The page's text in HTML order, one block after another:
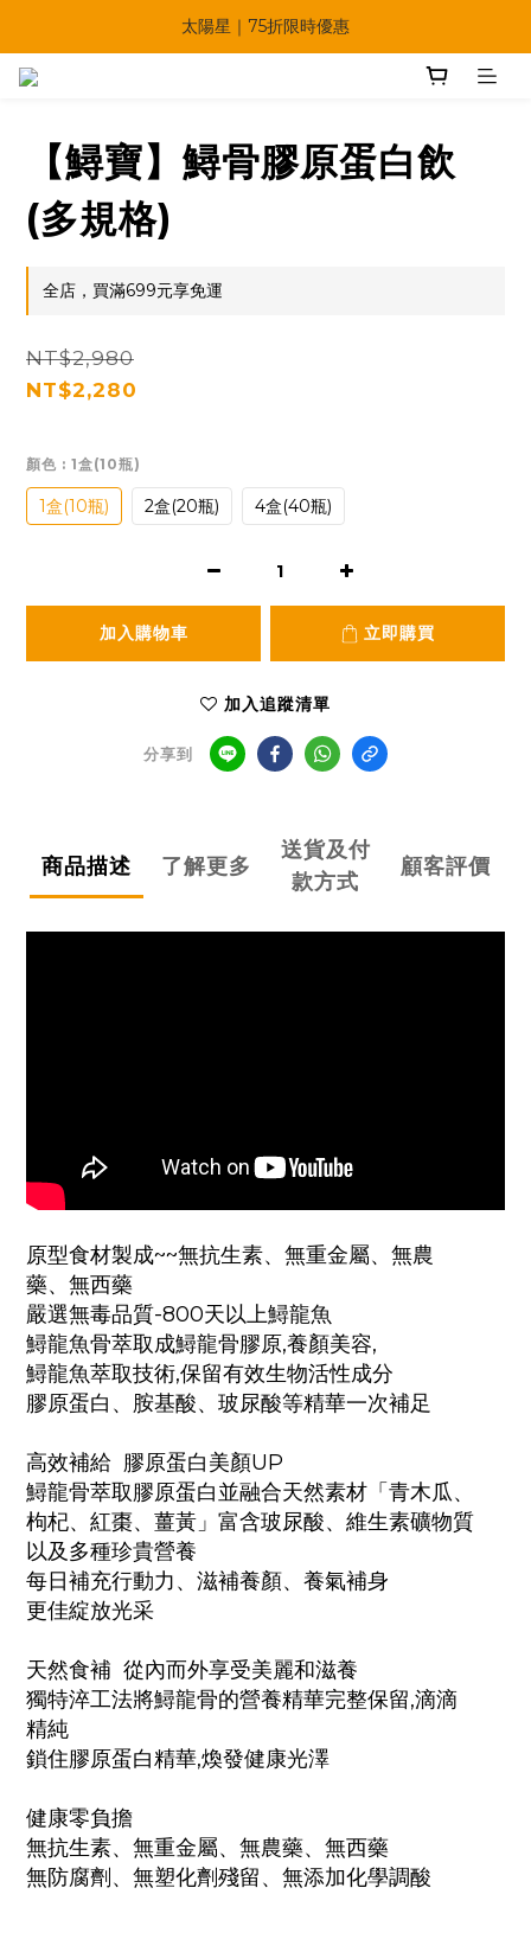
🔥父親節多重優惠一次享！
太陽星｜75折限時優惠
【鱘寶】鱘骨膠原蛋白飲
(多規格)
全店，買滿699元享免運
NT$2,980
NT$2,280
顏色 : 1盒(10瓶)
1盒(10瓶) 2盒(20瓶) 4盒(40瓶)
加入購物車 立即購買
加入追蹤清單
分享到
商品描述 了解更多
送貨及付
款方式
顧客評價
原型食材製成~~無抗生素、無重金屬、無農
藥、無西藥
嚴選無毒品質-800天以上鱘龍魚
鱘龍魚骨萃取成鱘龍骨膠原,養顏美容,
鱘龍魚萃取技術,保留有效生物活性成分
膠原蛋白、胺基酸、玻尿酸等精華一次補足
高效補給 膠原蛋白美顏UP
鱘龍骨萃取膠原蛋白並融合天然素材「青木瓜、
枸杞、紅棗、薑黃」富含玻尿酸、維生素礦物質
以及多種珍貴營養
每日補充行動力、滋補養顏、養氣補身
更佳綻放光采
天然食補 從內而外享受美麗和滋養
獨特淬工法將鱘龍骨的營養精華完整保留,滴滴
精純
鎖住膠原蛋白精華,煥發健康光澤
健康零負擔
無抗生素、無重金屬、無農藥、無西藥
無防腐劑、無塑化劑殘留、無添加化學調酸